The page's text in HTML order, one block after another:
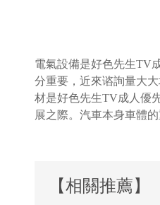
電氣設備是好色先生TV成
分重要，近來谘詢量大
材是好色先生TV成人優先
展之際。汽車本身車體
【相關推薦】